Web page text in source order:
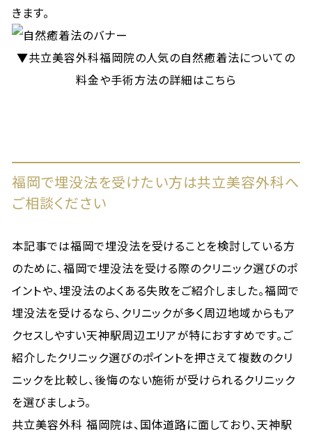
きます。
▼共立美容外科福岡院の人気の自然癒着法についての
料金や手術方法の詳細はこちら
福岡で埋没法を受けたい方は共立美容外科へ
ご相談ください
本記事では福岡で埋没法を受けることを検討している方
のために、福岡で埋没法を受ける際のクリニック選びのポ
イントや、埋没法のよくある失敗をご紹介しました。福岡で
埋没法を受けるなら、クリニックが多く周辺地域からもア
クセスしやすい天神駅周辺エリアが特におすすめです。ご
紹介したクリニック選びのポイントを押さえて複数のクリ
ニックを比較し、後悔のない施術が受けられるクリニック
を選びましょう。
共立美容外科 福岡院は、国体道路に面しており、天神駅